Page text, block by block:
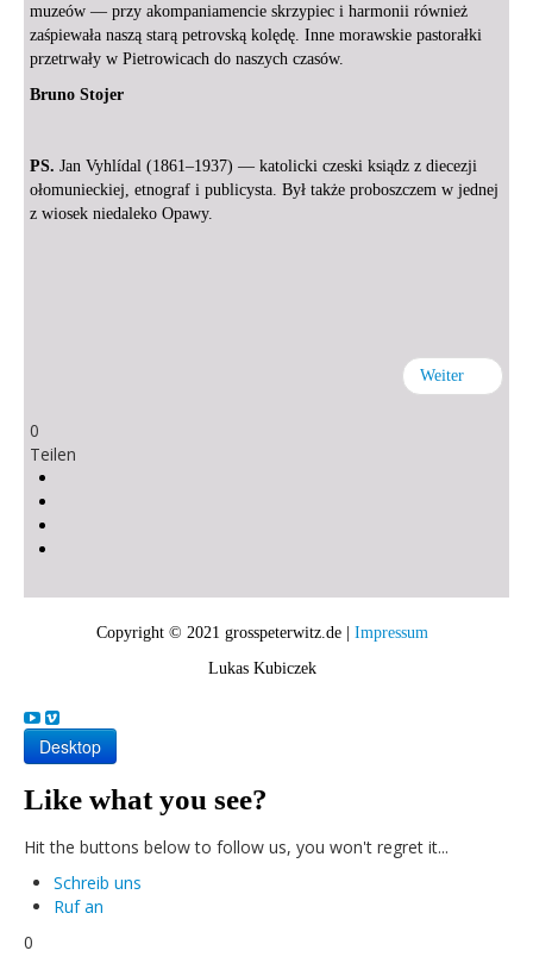
muzeów — przy akompaniamencie skrzypiec i harmonii również
zaśpiewała naszą starą petrovską kolędę. Inne morawskie pastorałki
przetrwały w Pietrowicach do naszych czasów.
Bruno Stojer
PS. Jan Vyhlídal (1861–1937) — katolicki czeski ksiądz z diecezji
ołomunieckiej, etnograf i publicysta. Był także proboszczem w jednej
z wiosek niedaleko Opawy.
Weiter
0
Teilen
Copyright © 2021 grosspeterwitz.de | Impressum
Lukas Kubiczek
Desktop
Like what you see?
Hit the buttons below to follow us, you won't regret it...
Schreib uns
Ruf an
0